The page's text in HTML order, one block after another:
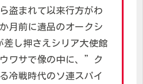
盗まれて以来行方がわ
月前に遺品のオークシ
差し押さえシリア大使館
ワサで像の中に、”ク
冷戦時代のソ連スパイ